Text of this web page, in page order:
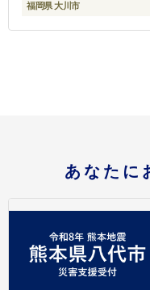
福岡県 大川市
あなたに